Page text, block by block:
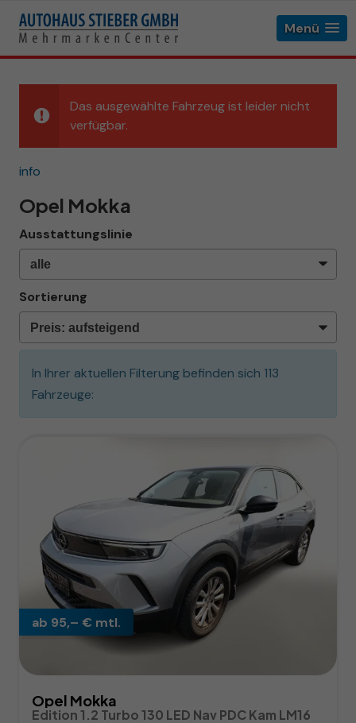
Menü
Das ausgewählte Fahrzeug ist leider nicht
verfügbar.
info
Opel Mokka
Ausstattungslinie
Sortierung
In Ihrer aktuellen Filterung befinden sich 113
Fahrzeuge:
ab 95,– € mtl.
Opel Mokka
Edition 1.2 Turbo 130 LED Nav PDC Kam LM16